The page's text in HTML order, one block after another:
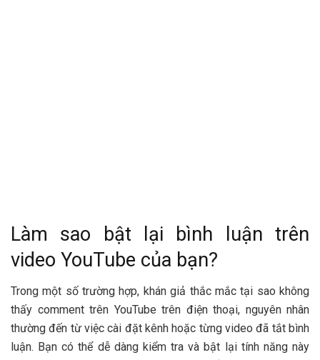
Làm sao bật lại bình luận trên
video YouTube của bạn?
Trong một số trường hợp, khán giả thắc mắc tại sao không
thấy comment trên YouTube trên điện thoại, nguyên nhân
thường đến từ việc cài đặt kênh hoặc từng video đã tắt bình
luận. Bạn có thể dễ dàng kiểm tra và bật lại tính năng này